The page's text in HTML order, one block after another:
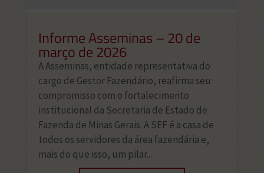
Informe Asseminas – 20 de
março de 2026
A Asseminas, entidade representativa do
cargo de Gestor Fazendário, reafirma seu
compromisso com o fortalecimento
institucional da Secretaria de Estado de
Fazenda de Minas Gerais. A SEF é a casa de
todos os servidores da área fazendária e,
mais do que isso, um pilar...